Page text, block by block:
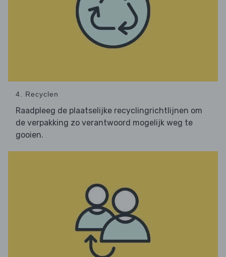
4. Recyclen
Raadpleeg de plaatselijke recyclingrichtlijnen om
de verpakking zo verantwoord mogelijk weg te
gooien.